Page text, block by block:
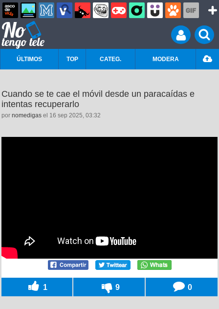
ÚLTIMOS TOP CATEG. MODERA
Cuando se te cae el móvil desde un paracaídas e
intentas recuperarlo
por nomedigas el 16 sep 2025, 03:32
1 9 0